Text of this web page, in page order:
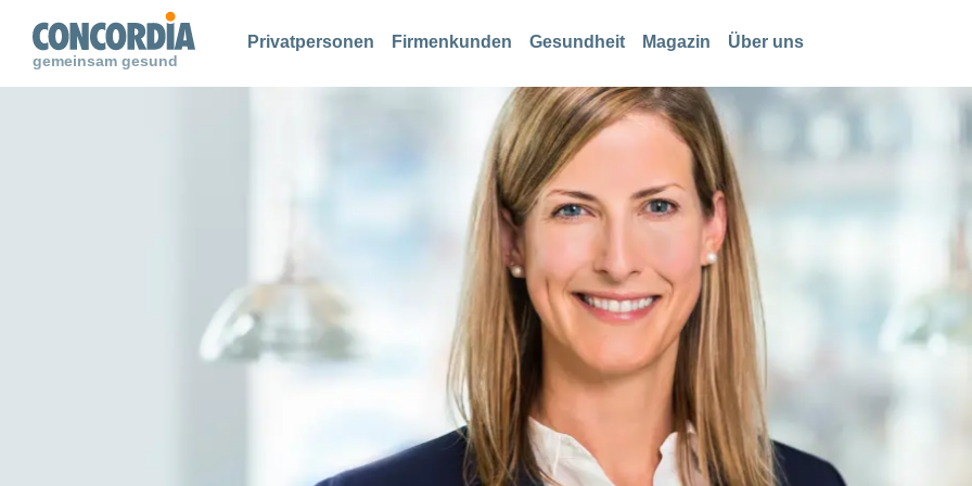
gemeinsam gesund
Privatpersonen Firmenkunden Gesundheit Magazin Über uns
Suche
Suche
Suche